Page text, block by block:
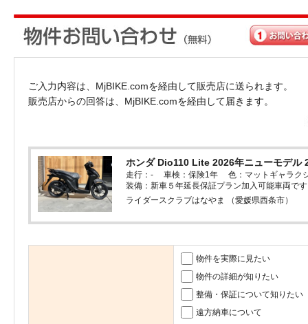
ご入力内容は、MjBIKE.comを経由して販売店に送られます。
販売店からの回答は、MjBIKE.comを経由して届きます。
ホンダ Dio110 Lite 2026年ニューモデル
走行：- 車検：保険1年 色：マットギャラク
装備：新車５年延長保証プラン加入可能車両で
ライダースクラブはなやま （愛媛県西条市）
物件を実際に見たい
物件の詳細が知りたい
整備・保証について知りたい
遠方納車について